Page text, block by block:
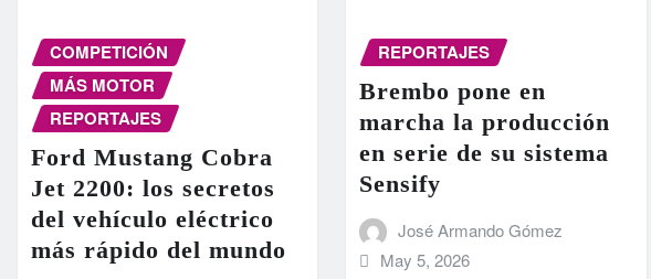
COMPETICIÓN
MÁS MOTOR
REPORTAJES
Ford Mustang Cobra
Jet 2200: los secretos
del vehículo eléctrico
más rápido del mundo
REPORTAJES
Brembo pone en
marcha la producción
en serie de su sistema
Sensify
José Armando Gómez
May 5, 2026